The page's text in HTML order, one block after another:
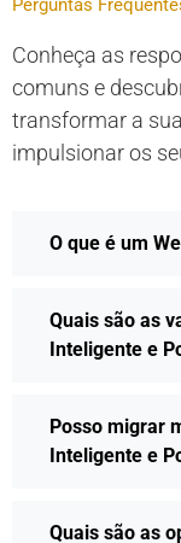
Perguntas
Conheça as
comuns e
transformar a
impulsionar os
O que é um
Quais são as
Inteligente e
Posso migrar
Inteligente e
Quais são as